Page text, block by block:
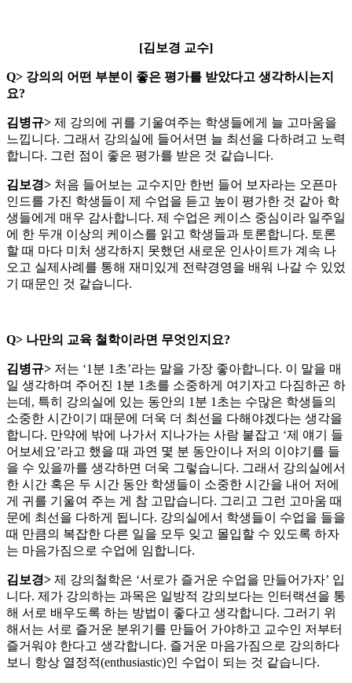
[김보경 교수]
Q> 강의의 어떤 부분이 좋은 평가를 받았다고 생각하시는지
요?
김병규> 제 강의에 귀를 기울여주는 학생들에게 늘 고마움을
느낍니다. 그래서 강의실에 들어서면 늘 최선을 다하려고 노력
합니다. 그런 점이 좋은 평가를 받은 것 같습니다.
김보경> 처음 들어보는 교수지만 한번 들어 보자라는 오픈마
인드를 가진 학생들이 제 수업을 듣고 높이 평가한 것 같아 학
생들에게 매우 감사합니다. 제 수업은 케이스 중심이라 일주일
에 한 두개 이상의 케이스를 읽고 학생들과 토론합니다. 토론
할 때 마다 미처 생각하지 못했던 새로운 인사이트가 계속 나
오고 실제사례를 통해 재미있게 전략경영을 배워 나갈 수 있었
기 때문인 것 같습니다.
Q> 나만의 교육 철학이라면 무엇인지요?
김병규> 저는 ‘1분 1초’라는 말을 가장 좋아합니다. 이 말을 매
일 생각하며 주어진 1분 1초를 소중하게 여기자고 다짐하곤 하
는데, 특히 강의실에 있는 동안의 1분 1초는 수많은 학생들의
소중한 시간이기 때문에 더욱 더 최선을 다해야겠다는 생각을
합니다. 만약에 밖에 나가서 지나가는 사람 붙잡고 ‘제 얘기 들
어보세요’라고 했을 때 과연 몇 분 동안이나 저의 이야기를 들
을 수 있을까를 생각하면 더욱 그렇습니다. 그래서 강의실에서
한 시간 혹은 두 시간 동안 학생들이 소중한 시간을 내어 저에
게 귀를 기울여 주는 게 참 고맙습니다. 그리고 그런 고마움 때
문에 최선을 다하게 됩니다. 강의실에서 학생들이 수업을 들을
때 만큼의 복잡한 다른 일을 모두 잊고 몰입할 수 있도록 하자
는 마음가짐으로 수업에 임합니다.
김보경> 제 강의철학은 ‘서로가 즐거운 수업을 만들어가자’ 입
니다. 제가 강의하는 과목은 일방적 강의보다는 인터랙션을 통
해 서로 배우도록 하는 방법이 좋다고 생각합니다. 그러기 위
해서는 서로 즐거운 분위기를 만들어 가야하고 교수인 저부터
즐거워야 한다고 생각합니다. 즐거운 마음가짐으로 강의하다
보니 항상 열정적(enthusiastic)인 수업이 되는 것 같습니다.